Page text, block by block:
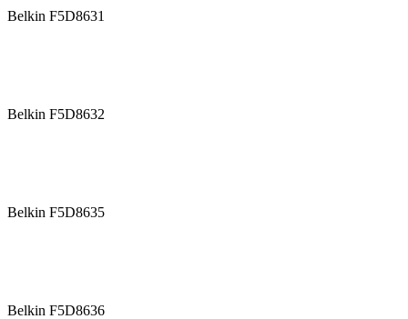
Belkin F5D8631
Belkin F5D8632
Belkin F5D8635
Belkin F5D8636